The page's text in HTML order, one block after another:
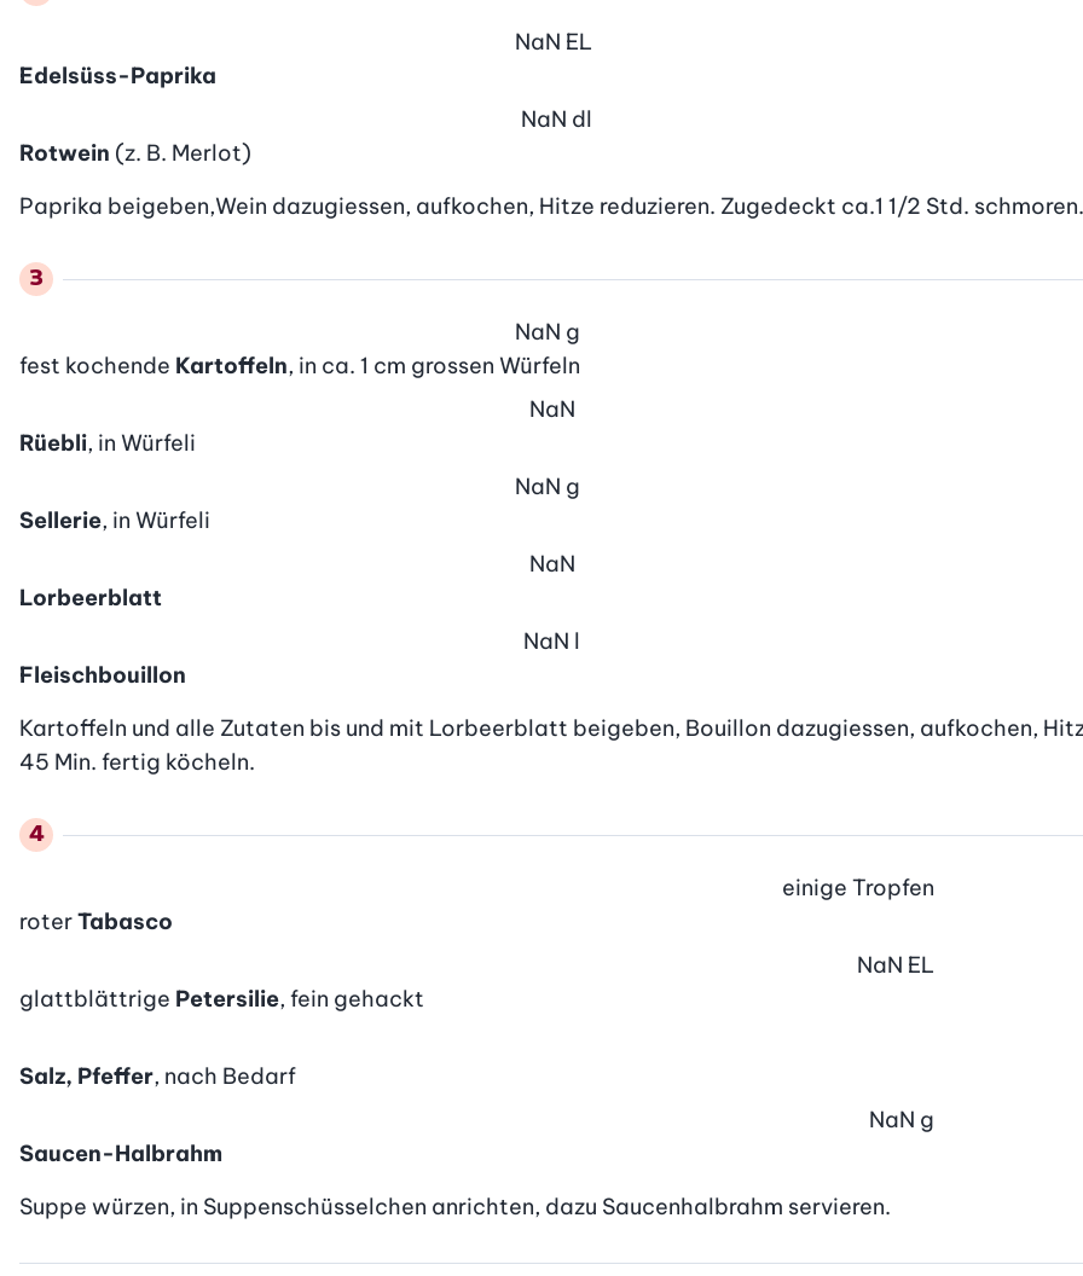
Edelsüss-Paprika
NaN EL
Rotwein (z. B. Merlot)
NaN dl
Paprika beigeben,Wein dazugiessen, aufkochen, Hitze reduzieren. Zugedeckt ca.1 1/2 Std. schmoren.
fest kochende Kartoffeln, in ca. 1 cm grossen Würfeln
NaN g
Rüebli, in Würfeli
NaN
Sellerie, in Würfeli
NaN g
Lorbeerblatt
NaN
Fleischbouillon
NaN l
Kartoffeln und alle Zutaten bis und mit Lorbeerblatt beigeben, Bouillon dazugiessen, aufkochen,
45 Min. fertig köcheln.
roterTabasco
einige Tropfen
glattblättrige Petersilie, fein gehackt
NaN EL
Salz, Pfeffer, nach Bedarf
Saucen-Halbrahm
NaN g
Suppe würzen, in Suppenschüsselchen anrichten, dazu Saucenhalbrahm servieren.